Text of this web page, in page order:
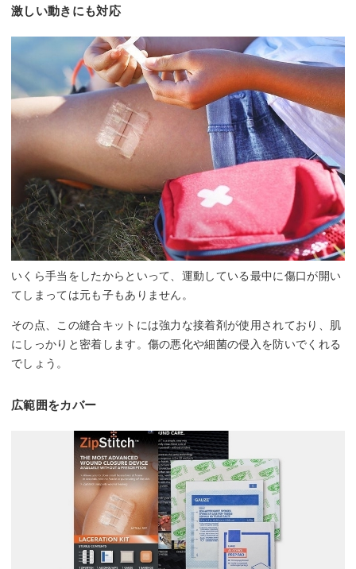
激しい動きにも対応
いくら手当をしたからといって、運動している最中に傷口が開い
てしまっては元も子もありません。
その点、この縫合キットには強力な接着剤が使用されており、肌
にしっかりと密着します。傷の悪化や細菌の侵入を防いでくれる
でしょう。
広範囲をカバー